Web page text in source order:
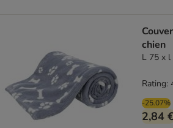
chien
L 75 x l
-25.07%
2,84
Rating: